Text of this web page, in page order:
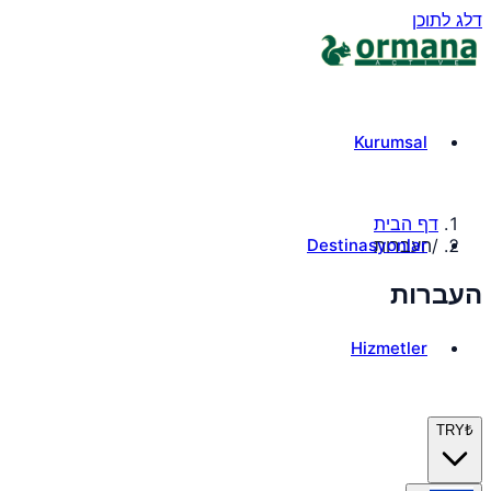
דלג לתוכן
Kurumsal
Destinasyonlar
Hizmetler
₺
TRY
דף הבית
/העברות
העברות